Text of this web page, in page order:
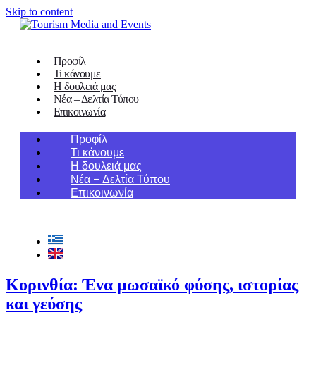
Skip to content
Προφίλ
Τι κάνουμε
Η δουλειά μας
Νέα – Δελτία Τύπου
Επικοινωνία
Προφίλ
Τι κάνουμε
Η δουλειά μας
Νέα – Δελτία Τύπου
Επικοινωνία
Κορινθία: Ένα μωσαϊκό φύσης, ιστορίας
και γεύσης